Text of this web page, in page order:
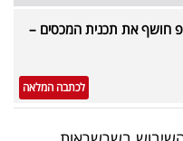
חושף את תכנית המכסים –
לכתבה המלאה